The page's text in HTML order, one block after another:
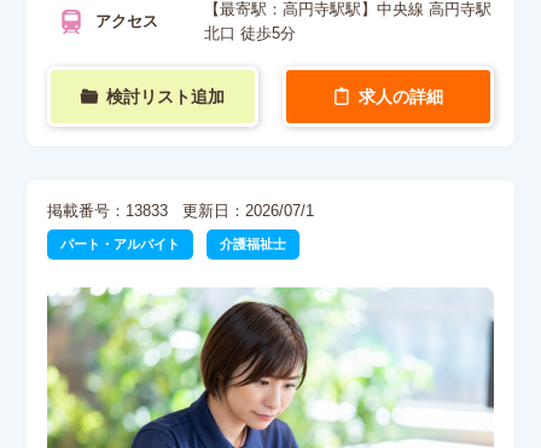
アクセス
【最寄駅：高円寺駅駅】中央線 高円寺駅
北口 徒歩5分
検討リスト追加 求人の詳細
掲載番号：13833 更新日：2026/07/1
パート・アルバイト 介護福祉士